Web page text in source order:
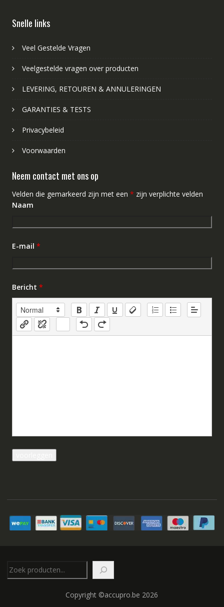
Snelle links
Veel Gestelde Vragen
Veelgestelde vragen over producten
LEVERING, RETOUREN & ANNULERINGEN
GARANTIES & TESTS
Privacybeleid
Voorwaarden
Neem contact met ons op
Velden die gemarkeerd zijn met een * zijn verplichte velden
Naam
E-mail *
Bericht *
Copyright ©accupro.be 2026